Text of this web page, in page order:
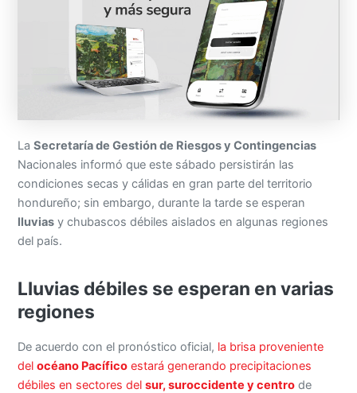
LaSecretaría de Gestión de Riesgos y Contingencias
Nacionales informó que este sábado persistirán las
condiciones secas y cálidas en gran parte del territorio
hondureño; sin embargo, durante la tarde se esperan
lluvias y chubascos débiles aislados en algunas regiones
del país.
Lluvias débiles se esperan en varias
regiones
De acuerdo con el pronóstico oficial, la brisa proveniente
delocéano Pacífico estará generando precipitaciones
débiles en sectores delsur, suroccidente y centro de